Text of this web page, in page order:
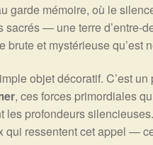
garde mémoire, où le
sacrés — une terre d’entre-
brute et mystérieuse qu’est
objet décoratif. C’est
, ces forces primordiales
les profondeurs
qui ressentent cet appel —